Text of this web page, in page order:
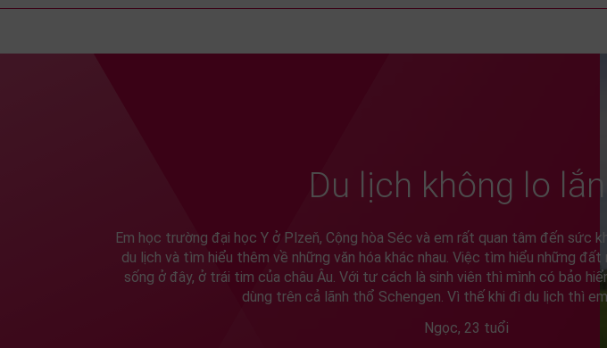
Du lịch không lo
Em học trường đại học Y ở Plzeň, Cộng hòa Séc và em rất quan tâm đến sức
du lịch và tìm hiểu thêm về những văn hóa khác nhau. Việc tìm hiểu những đất
sống ở đây, ở trái tim của châu Âu. Với tư cách là sinh viên thì mình có bảo
dùng trên cả lãnh thổ Schengen. Vì thế khi đi du lịch thì
Ngọc, 23 tuổi